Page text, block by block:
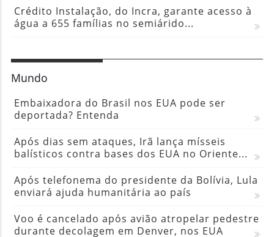
Crédito Instalação, do Incra, garante acesso à
água a 655 famílias no semiárido...
Mundo
Embaixadora do Brasil nos EUA pode ser
deportada? Entenda
Após dias sem ataques, Irã lança mísseis
balísticos contra bases dos EUA no Oriente...
Após telefonema do presidente da Bolívia, Lula
enviará ajuda humanitária ao país
Voo é cancelado após avião atropelar pedestre
durante decolagem em Denver, nos EUA